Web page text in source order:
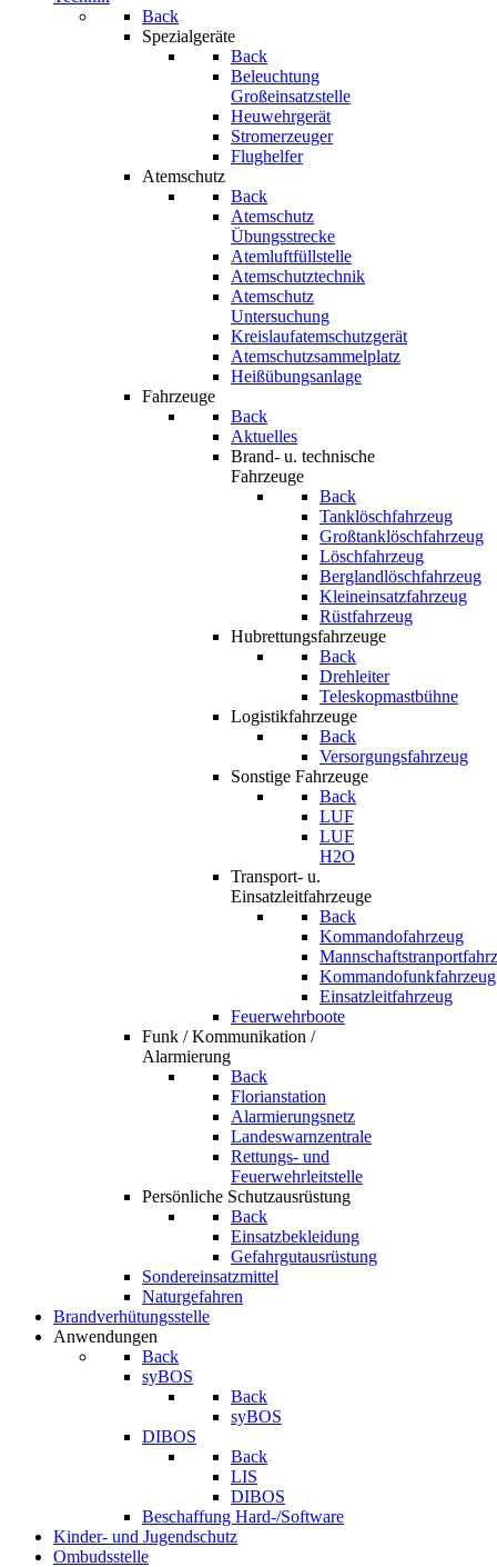
Back
Spezialgeräte
Back
Beleuchtung
Großeinsatzstelle
Heuwehrgerät
Stromerzeuger
Flughelfer
Atemschutz
Back
Atemschutz
Übungsstrecke
Atemluftfüllstelle
Atemschutztechnik
Atemschutz
Untersuchung
Kreislaufatemschutzgerät
Atemschutzsammelplatz
Heißübungsanlage
Fahrzeuge
Back
Aktuelles
Brand- u. technische
Fahrzeuge
Back
Tanklöschfahrzeug
Großtanklöschfahrzeug
Löschfahrzeug
Berglandlöschfahrzeug
Kleineinsatzfahrzeug
Rüstfahrzeug
Hubrettungsfahrzeuge
Back
Drehleiter
Teleskopmastbühne
Logistikfahrzeuge
Back
Versorgungsfahrzeug
Sonstige Fahrzeuge
Back
LUF
LUF
H2O
Transport- u.
Einsatzleitfahrzeuge
Back
Kommandofahrzeug
Kommandofunkfahrzeug
Einsatzleitfahrzeug
Feuerwehrboote
Funk / Kommunikation /
Alarmierung
Back
Florianstation
Alarmierungsnetz
Landeswarnzentrale
Rettungs- und
Feuerwehrleitstelle
Persönliche Schutzausrüstung
Back
Einsatzbekleidung
Gefahrgutausrüstung
Sondereinsatzmittel
Naturgefahren
Brandverhütungsstelle
Anwendungen
Back
syBOS
Back
syBOS
DIBOS
Back
LIS
DIBOS
Beschaffung Hard-/Software
Kinder- und Jugendschutz
Ombudsstelle